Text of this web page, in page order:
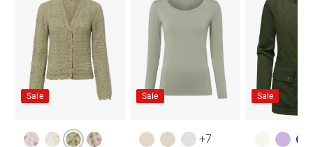
Sale Sale
+7
Sale